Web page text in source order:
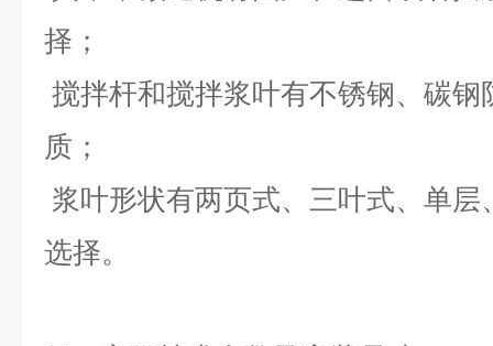
择；
搅拌杆和搅拌浆叶有不锈钢、碳钢
质；
浆叶形状有两页式、三叶式、单
选择。